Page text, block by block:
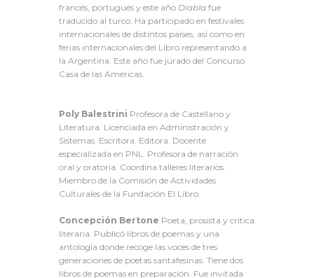
francés, portugués y este año Diabla fue
traducido al turco. Ha participado en festivales
internacionales de distintos países, así como en
ferias internacionales del Libro representando a
la Argentina. Este año fue jurado del Concurso
Casa de las Américas.
Poly Balestrini Profesora de Castellano y
Literatura. Licenciada en Administración y
Sistemas. Escritora. Editora. Docente
especializada en PNL. Profesora de narración
oral y oratoria. Coordina talleres literarios.
Miembro de la Comisión de Actividades
Culturales de la Fundación El Libro.
Concepción Bertone Poeta, prosista y crítica
literaria. Publicó libros de poemas y una
antología donde recoge las voces de tres
generaciones de poetas santafesinas. Tiene dos
libros de poemas en preparación. Fue invitada